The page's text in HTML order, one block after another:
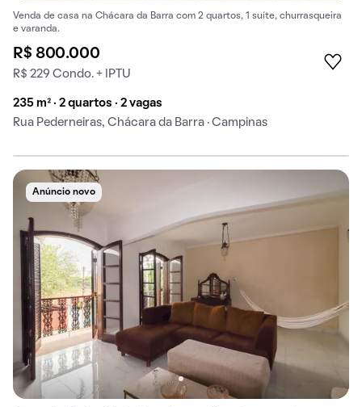
Venda de casa na Chácara da Barra com 2 quartos, 1 suíte, churrasqueira
e varanda.
R$ 800.000
R$ 229 Condo. + IPTU
235 m² · 2 quartos · 2 vagas
Rua Pederneiras, Chácara da Barra · Campinas
Anúncio novo